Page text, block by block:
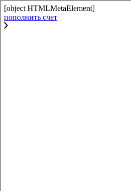
[object HTMLMetaElement]
пополнить счет